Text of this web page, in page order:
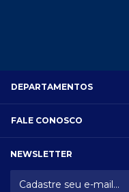
DEPARTAMENTOS
FALE CONOSCO
NEWSLETTER